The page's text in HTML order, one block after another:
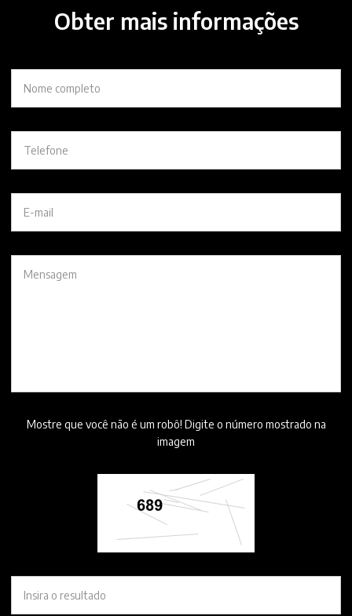
Obter mais informações
Mostre que você não é um robô! Digite o número mostrado na
imagem